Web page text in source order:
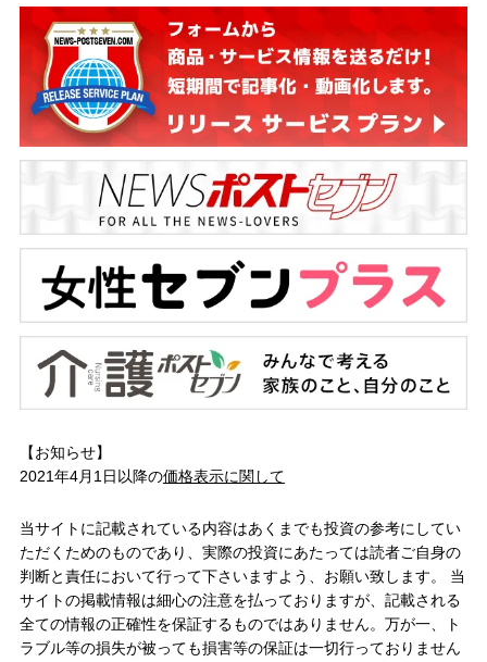
【お知らせ】
2021年4月1日以降の価格表示に関して
当サイトに記載されている内容はあくまでも投資の参考にしてい
ただくためのものであり、実際の投資にあたっては読者ご自身の
判断と責任において行って下さいますよう、お願い致します。 当
サイトの掲載情報は細心の注意を払っておりますが、記載される
全ての情報の正確性を保証するものではありません。万が一、ト
ラブル等の損失が被っても損害等の保証は一切行っておりません